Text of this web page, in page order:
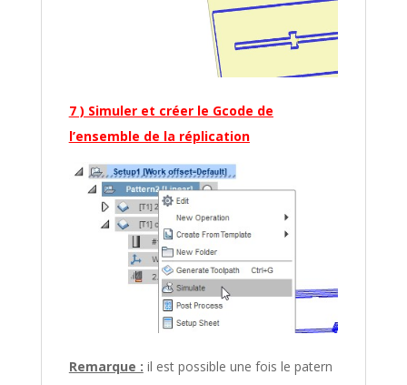
7 ) Simuler et créer le Gcode de
l’ensemble de la réplication
Remarque : il est possible une fois le patern